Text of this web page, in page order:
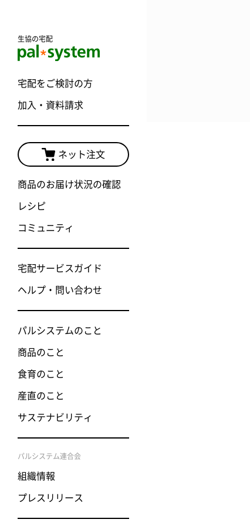
生協の宅配
宅配をご検討の方
加入・資料請求
ネット注文
商品のお届け状況の確認
レシピ
コミュニティ
宅配サービスガイド
ヘルプ・問い合わせ
パルシステムのこと
商品のこと
食育のこと
産直のこと
サステナビリティ
パルシステム連合会
組織情報
プレスリリース